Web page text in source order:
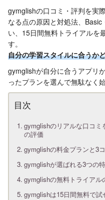
gymglishの口コミ・評判を実
なる点の原因と対処法、
い、15日間無料トライアルを
す。
自分の学習スタイルに合うか
gymglishが自分に合うアプリ
ったプランを選んで無駄なく
gymglishのリアルな口コミ
の評価
gymglishの料金プランと3
gymglishが選ばれる3つの
gymglishの無料トライアル
gymglishは15日間無料で